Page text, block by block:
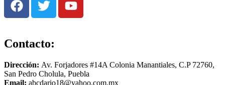
Contacto:
Dirección: Av. Forjadores #14A Colonia Manantiales, C.P 72760,
San Pedro Cholula, Puebla
Email: abcdario18@yahoo.com.mx